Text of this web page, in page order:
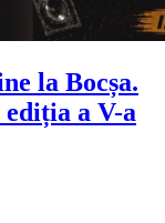
la Bocșa.
a V-a